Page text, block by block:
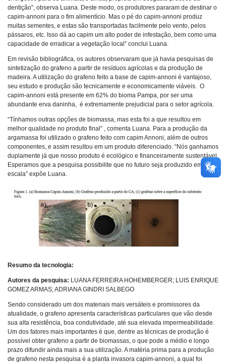
dentição”, observa Luana. Deste modo, os produtores pararam de destinar o
capim-annoni para o fim alimentício. Mas o pé do capim-annoni produz
muitas sementes, e estas são transportadas facilmente pelo vento, pelos
pássaros, etc. Isso dá ao capim um alto poder de infestação, bem como uma
capacidade de erradicar a vegetação local” conclui Luana.
Em revisão bibliográfica, os autores observaram que já havia pesquisas de
sintetização do grafeno a partir de resíduos agrícolas e da produção de
madeira. A utilização do grafeno feito a base de capim-annoni é vantajoso,
seu estudo e produção são tecnicamente e economicamente viáveis. O
capim-annoni está presente em 62% do bioma Pampa, por ser uma
abundante erva daninha, é extremamente prejudicial para o setor agrícola.
“Tínhamos outras opções de biomassa, mas esta foi a que resultou em
melhor qualidade no produto final” , comenta Luana. Para a produção da
argamassa foi utilizado o grafeno feito com capim Annoni, além de outros
componentes, e assim resultou em um produto diferenciado. “Nós ganhamos
duplamente já que nosso produto é ecológico e financeiramente sustentável.
Esperamos que a pesquisa possibilite que no futuro seja produzido em larga
escala” expõe Luana.
Resumo da tecnologia:
Autores da pesquisa: LUANA FERREIRA HOHEMBERGER; LUIS ENRIQUE
GOMEZ ARMAS; ADRIANA GINDRI SALBEGO
Sendo considerado um dos materiais mais versáteis e promissores da
atualidade, o grafeno apresenta características particulares que vão desde
sua alta resistência, boa condutividade, até sua elevada impermeabilidade.
Um dos fatores mais importantes é que, dentre as técnicas de produção é
possível obter grafeno a partir de biomassas, o que pode a médio e longo
prazo difundir ainda mais a sua utilização. A matéria prima para a produção
de grafeno nesta pesquisa é a planta invasora capim-annoni, a qual foi